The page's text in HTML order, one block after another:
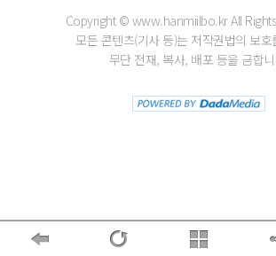
Copyright © www.hanmiilbo.kr All
모든 콘텐츠(기사 등)는 저작권법의 보호
무단 전재, 복사, 배포 등을 금합